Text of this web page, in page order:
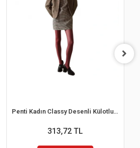
Penti Kadın Classy Desenli Külotlu Çorap
313,72 TL